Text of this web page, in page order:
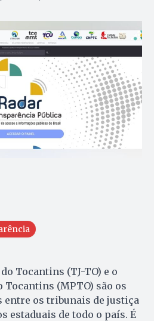
Tocantins (TJ-TO) e o
(MPTO) são os
entre os tribunais de justiça
estaduais de todo o país. É